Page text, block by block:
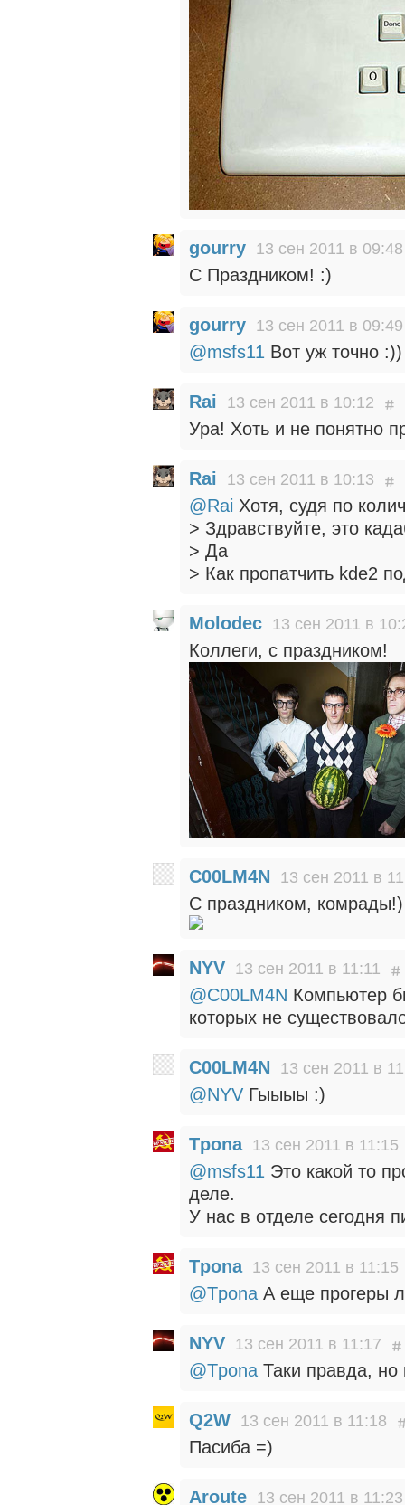
gourry 13 сен 2011 в 09:48
С Праздником! :)
gourry 13 сен 2011 в 09:49
@msfs11 Вот уж точно :))
Rai 13 сен 2011 в 10:12
Ура! Хоть и не понятно
Rai 13 сен 2011 в 10:13
@Rai Хотя, судя по
> Здравствуйте, это
> Да
> Как пропатчить kde2
Molodec 13 сен 2011 в
Коллеги, с праздником!
C00LM4N 13 сен 2011 в
С праздником, комрады!)
NYV 13 сен 2011 в 11:11
@C00LM4N Компьютер
которых не
C00LM4N 13 сен 2011 в
@NYV Гыыыы :)
Tpona 13 сен 2011 в 11:15
@msfs11 Это какой то
деле.
У нас в отделе сегодня
Tpona 13 сен 2011 в 11:15
@Tpona А еще прогеры
NYV 13 сен 2011 в 11:17
@Tpona Таки правда, но
Q2W 13 сен 2011 в 11:18
Пасиба =)
Aroute 13 сен 2011 в 11:23